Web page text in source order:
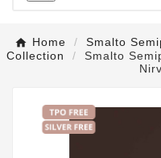
Home Smalto
Collection
Smalto